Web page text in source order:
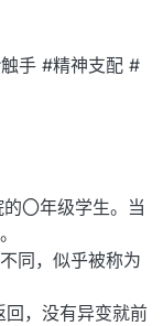
手 #精神支配 #
〇年级学生。当
同，似乎被称为
回，没有异变就前